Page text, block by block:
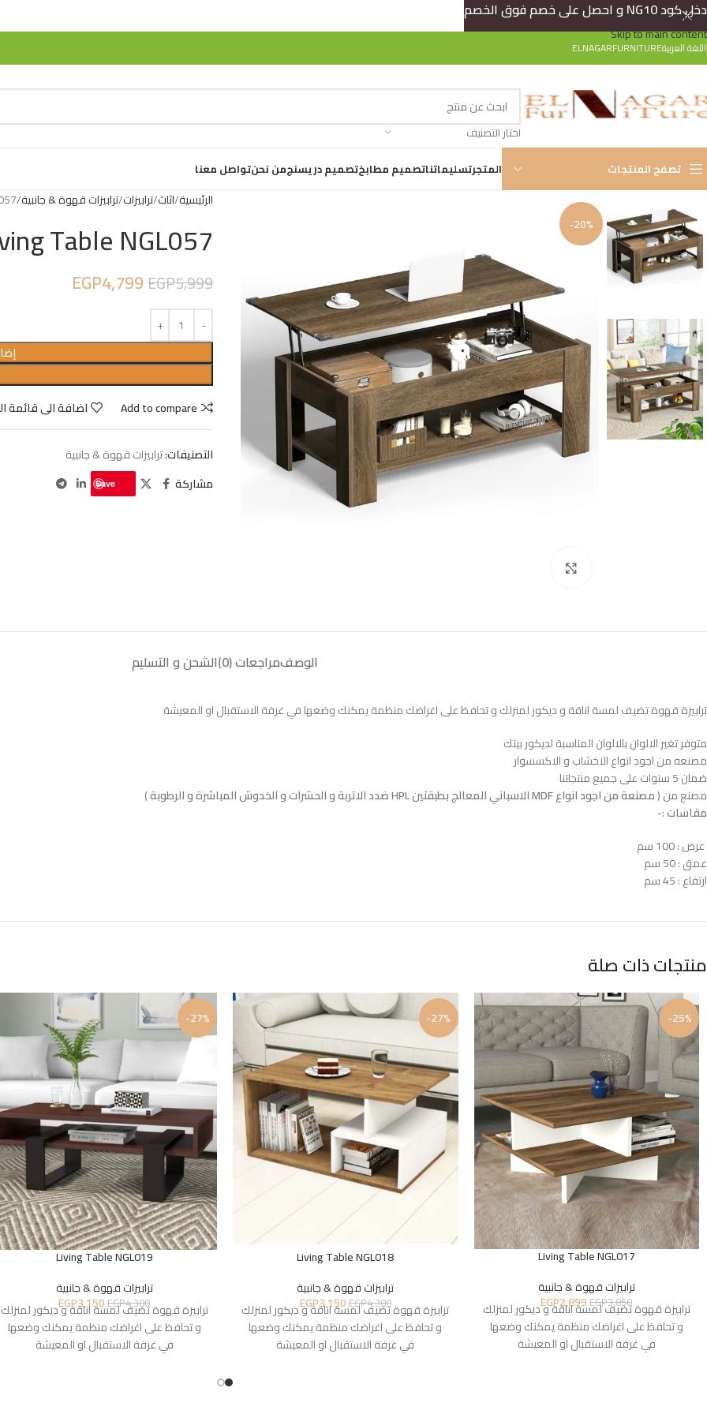
Skip to navigation
Skip to main content
اللغة العربيةELNAGARFURNITURE
اختار التصنيف
تصفح المنتجات المتجرتسليماتناتصميم مطابختصميم دريسنجمن نحنتواصل معنا
-20%
الرئيسية اثاث ترابيزات ترابيزات قهوة & جانبية
Table NGL057
EGP5,999
EGP4,799
Add to compare
اضافة الى قائمة
التصنيفات:ترابيزات قهوة & جانبية
مشاركة
Save
الوصفمراجعات (0) الشحن و التسليم
ترابيزة قهوة تضيف لمسة اناقة و ديكور لمنزلك و تحافظ على اغراضك منظمة يمكنك وضعها في غرفة الاستقبال او المعيشة
متوفر تغير الالوان بالالوان المناسبة لديكور بيتك
مصنعه من اجود انواع الاخشاب و الاكسسوار
ضمان 5 سنوات على جميع منتجاتنا
مصنع من (مصنعة من اجود انواع MDF الاسباني المعالج بطبقتين HPL ضدد الاتربة و الحشرات و الخدوش المباشرة و الرطوبة
)
مقاسات :-
عرض : 100 سم
عمق : 50 سم
ارتفاع : 45 سم
منتجات ذات صلة
-25%
Living Table NGL017
ترابيزات قهوة & جانبية
EGP3,850
EGP2,899
ترابيزة قهوة تضيف لمسة اناقة و ديكور لمنزلك
و تحافظ على اغراضك منظمة يمكنك وضعها
في غرفة الاستقبال او المعيشة
-27%
Living Table NGL018
ترابيزات قهوة & جانبية
EGP4,300
EGP3,150
ترابيزة قهوة تضيف لمسة اناقة و ديكور لمنزلك
و تحافظ على اغراضك منظمة يمكنك وضعها
في غرفة الاستقبال او المعيشة
-27%
Living Table NGL019
ترابيزات قهوة & جانبية
EGP4,300
EGP3,150
ترابيزة قهوة تضيف لمسة اناقة و ديكور لمنزلك
و تحافظ على اغراضك منظمة يمكنك وضعها
في غرفة الاستقبال او المعيشة
دخل كود NG10 و احصل على خصم فوق الخصم